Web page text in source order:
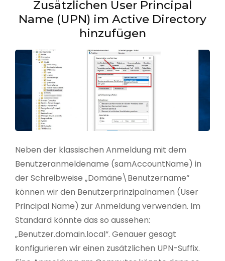
Zusätzlichen User Principal
Name (UPN) im Active Directory
hinzufügen
Neben der klassischen Anmeldung mit dem
Benutzeranmeldename (samAccountName) in
der Schreibweise „Domäne\Benutzername“
können wir den Benutzerprinzipalnamen (User
Principal Name) zur Anmeldung verwenden. Im
Standard könnte das so aussehen:
„Benutzer.domain.local“. Genauer gesagt
konfigurieren wir einen zusätzlichen UPN-Suffix.